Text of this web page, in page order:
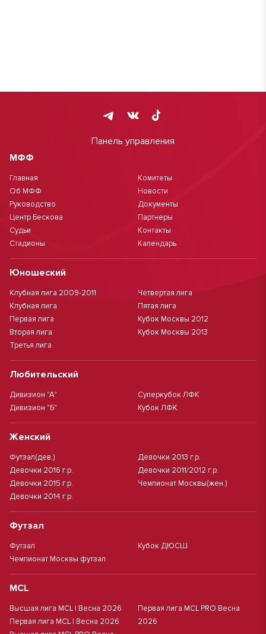
Панель управления
МФФ
Главная
Об МФФ
Руководство
Центр Бескова
Судьи
Стадионы
Комитеты
Новости
Документы
Партнеры
Контакты
Календарь
Юношеский
Клубная лига 2009-2011
Клубная лига
Первая лига
Вторая лига
Третья лига
Четвертая лига
Пятая лига
Кубок Москвы 2012
Кубок Москвы 2013
Любительский
Дивизион "А"
Дивизион "Б"
Суперкубок ЛФК
Кубок ЛФК
Женский
Футзал(дев.)
Девочки 2016 г.р.
Девочки 2015 г.р.
Девочки 2014 г.р.
Девочки 2013 г.р.
Девочки 2011/2012 г.р.
Чемпионат Москвы(жен.)
Футзал
Футзал
Чемпионат Москвы футзал
Кубок ДЮСШ
MCL
Высшая лига MCL | Весна 2026
Первая лига MCL | Весна 2026
Первая лига MCL PRO Весна
2026